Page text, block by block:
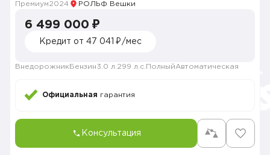
Премиум2024 РОЛЬФ Вешки
6 499 000 ₽
Кредит от 47 041 ₽/мес
Внедорожник Бензин3.0 л. 299 л.с. ПолныйАвтоматическая
Официальная гарантия
Консультация